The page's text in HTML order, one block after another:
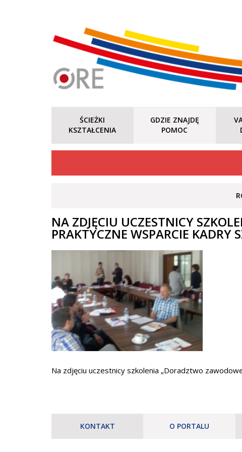
ŚCIEŻKI
KSZTAŁCENIA
GDZIE ZNAJDĘ
POMOC
NA ZDJĘCIU UCZESTNICY
PRAKTYCZNE WSPARCIE KADRY
Na zdjęciu uczestnicy szkolenia „Doradztwo
KONTAKT O PORTALU